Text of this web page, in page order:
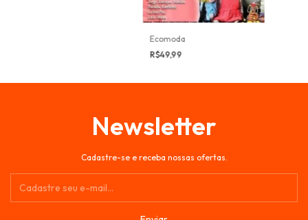
Ecomoda
R$49,99
Newsletter
Cadastre-se e receba nossas ofertas.